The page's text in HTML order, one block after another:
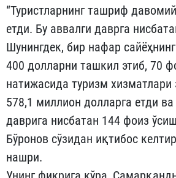
“Туристларнинг ташриф
етди. Бу аввалги даврга
Шунингдек, бир нафар
400 долларни ташкил этиб, 70
натижасида туризм
578,1 миллион долларга етди
даврига нисбатан 144 фоиз
Бўронов сўзидан иқтибос
нашри.